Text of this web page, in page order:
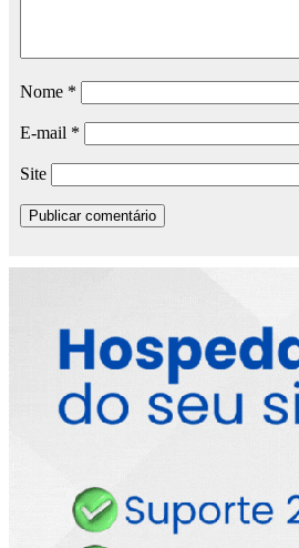
Nome *
E-mail *
Site